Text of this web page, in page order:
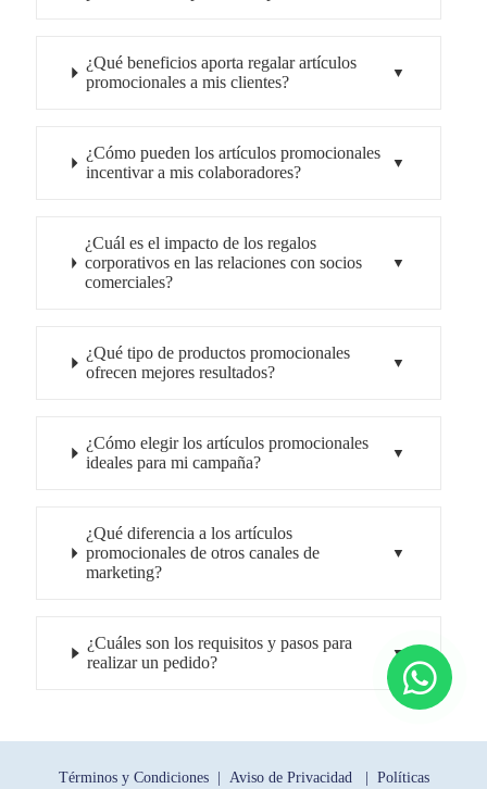
¿Qué beneficios aporta regalar artículos
promocionales a mis clientes?
¿Cómo pueden los artículos promocionales
incentivar a mis colaboradores?
¿Cuál es el impacto de los regalos
corporativos en las relaciones con socios
comerciales?
¿Qué tipo de productos promocionales
ofrecen mejores resultados?
¿Cómo elegir los artículos promocionales
ideales para mi campaña?
¿Qué diferencia a los artículos
promocionales de otros canales de
marketing?
¿Cuáles son los requisitos y pasos para
realizar un pedido?
Términos y Condiciones | Aviso de Privacidad | Políticas